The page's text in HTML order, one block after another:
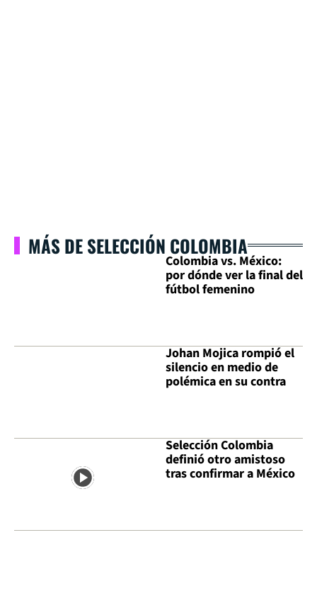
MÁS DE SELECCIÓN COLOMBIA
Colombia vs. México:
por dónde ver la final del
fútbol femenino
Johan Mojica rompió el
silencio en medio de
polémica en su contra
Selección Colombia
definió otro amistoso
tras confirmar a México